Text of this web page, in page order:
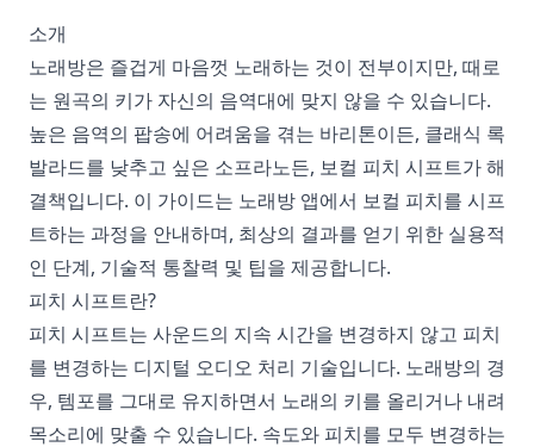
소개
노래방은 즐겁게 마음껏 노래하는 것이 전부이지만, 때로
는 원곡의 키가 자신의 음역대에 맞지 않을 수 있습니다.
높은 음역의 팝송에 어려움을 겪는 바리톤이든, 클래식 록
발라드를 낮추고 싶은 소프라노든, 보컬 피치 시프트가 해
결책입니다. 이 가이드는 노래방 앱에서 보컬 피치를 시프
트하는 과정을 안내하며, 최상의 결과를 얻기 위한 실용적
인 단계, 기술적 통찰력 및 팁을 제공합니다.
피치 시프트란?
피치 시프트는 사운드의 지속 시간을 변경하지 않고 피치
를 변경하는 디지털 오디오 처리 기술입니다. 노래방의 경
우, 템포를 그대로 유지하면서 노래의 키를 올리거나 내려
목소리에 맞출 수 있습니다. 속도와 피치를 모두 변경하는